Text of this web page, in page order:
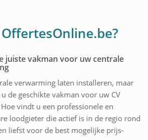
juiste vakman voor uw centrale
verwarming laten installeren, maar
de geschikte vakman voor uw CV
vindt u een professionele en
loodgieter die actief is in de regio rond
liefst voor de best mogelijke prijs-